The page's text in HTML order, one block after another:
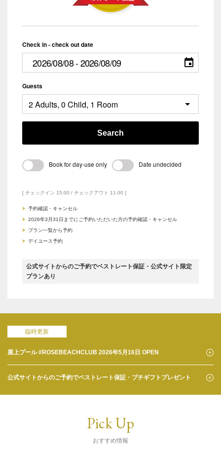
Check in - check out date
Guests
Search
Book for day-use only Date undecided
[ チェックイン 15:00 / チェックアウト 11:00 ]
予約確認・キャンセル
2026年3月31日までにご予約いただいた方の予約確認・キャンセル
プラン一覧から予約
デイユース予約
公式サイトからのご予約でベストレート保証・公式サイト限定
プランあり
臨時更新
屋上プール #ROSEBEACHCLUB 2026年5月16日 OPEN
公式サイトからのご予約でベストレート保証・プチギフトプレゼント
Pick Up
おすすめ情報